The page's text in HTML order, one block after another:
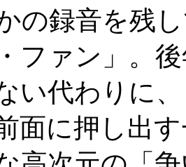
の録音を残
ファン」。
い代わりに
面に押し出